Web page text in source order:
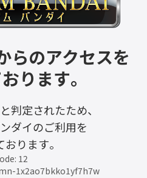
らのアクセスを
ります。
判定されたため、
ダイのご利用を
ります。
12
1x2ao7bkko1yf7h7w